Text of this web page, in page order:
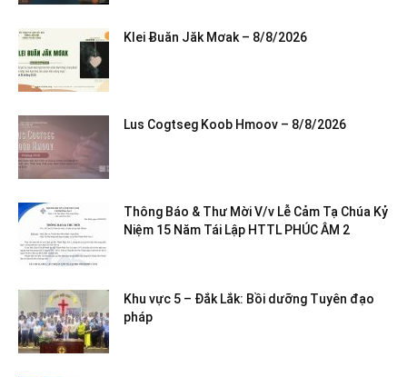
Klei Ƀuăn Jăk Mơak – 8/8/2026
Lus Cogtseg Koob Hmoov – 8/8/2026
Thông Báo & Thư Mời V/v Lễ Cảm Tạ Chúa Kỷ
Niệm 15 Năm Tái Lập HTTL PHÚC ÂM 2
Khu vực 5 – Đắk Lắk: Bồi dưỡng Tuyên đạo
pháp